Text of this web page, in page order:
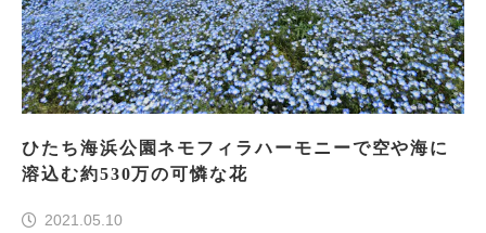
ひたち海浜公園ネモフィラハーモニーで空や海に
溶込む約530万の可憐な花
2021.05.10